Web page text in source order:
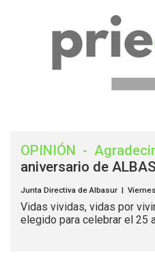
OPINIÓN -
aniversario de
Junta Directiva de Albasur |
Vidas vividas, vidas por
elegido para celebrar el 25